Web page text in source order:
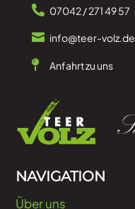
 07042 / 271 49 57
 info@teer-volz.de
 Anfahrt zu uns
NAVIGATION
Über uns